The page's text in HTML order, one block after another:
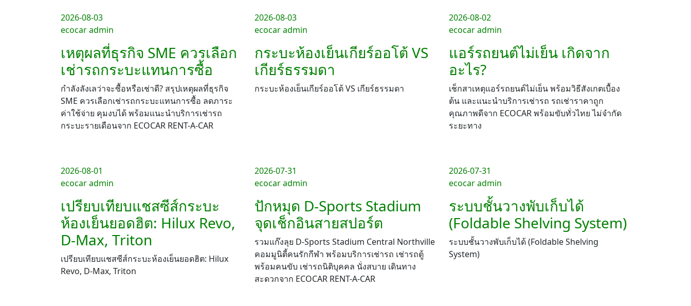
2026-08-03
ecocar admin
เหตุผลที่ธุรกิจ SME ควรเลือก
เช่ารถกระบะแทนการซื้อ
กำลังลังเลว่าจะซื้อหรือเช่าดี? สรุปเหตุผลที่ธุรกิจ
SME ควรเลือกเช่ารถกระบะแทนการซื้อ ลดภาระ
ค่าใช้จ่าย คุมงบได้ พร้อมแนะนำบริการเช่ารถ
กระบะรายเดือนจาก ECOCAR RENT-A-CAR
2026-08-03
ecocar admin
กระบะห้องเย็นเกียร์ออโต้ VS
เกียร์ธรรมดา
กระบะห้องเย็นเกียร์ออโต้ VS เกียร์ธรรมดา
2026-08-02
ecocar admin
แอร์รถยนต์ไม่เย็น เกิดจาก
อะไร?
เช็กสาเหตุแอร์รถยนต์ไม่เย็น พร้อมวิธีสังเกตเบื้อง
ต้น และแนะนำบริการเช่ารถ รถเช่าราคาถูก
คุณภาพดีจาก ECOCAR พร้อมขับทั่วไทย ไม่จำกัด
ระยะทาง
2026-08-01
ecocar admin
เปรียบเทียบแชสซีส์กระบะ
ห้องเย็นยอดฮิต: Hilux Revo,
D-Max, Triton
เปรียบเทียบแชสซีส์กระบะห้องเย็นยอดฮิต: Hilux
Revo, D-Max, Triton
2026-07-31
ecocar admin
ปักหมุด D-Sports Stadium
จุดเช็กอินสายสปอร์ต
รวมแก๊งลุย D-Sports Stadium Central Northville
คอมมูนิตี้คนรักกีฬา พร้อมบริการเช่ารถ เช่ารถตู้
พร้อมคนขับ เช่ารถนิติบุคคล นั่งสบาย เดินทาง
สะดวกจาก ECOCAR RENT-A-CAR
2026-07-31
ecocar admin
ระบบชั้นวางพับเก็บได้
(Foldable Shelving System)
ระบบชั้นวางพับเก็บได้ (Foldable Shelving
System)